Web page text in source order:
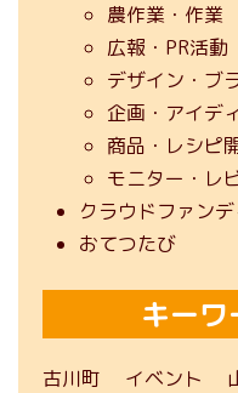
農作業・作業
広報・PR活動
デザイン・ブ
企画・アイデ
商品・レシピ
モニター・レ
クラウドファン
おてつたび
キーワ
古川町 イベント